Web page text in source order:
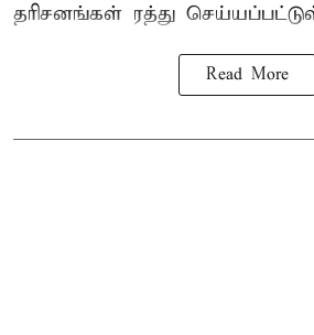
தரிசனங்கள் ரத்து
Read More